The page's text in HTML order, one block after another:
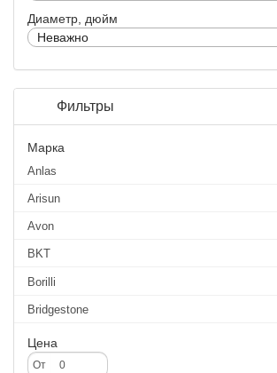
Диаметр, дюйм
Неважно
Фильтры
Марка
Anlas
Arisun
Avon
BKT
Borilli
Bridgestone
Continental
CST
Цена
От